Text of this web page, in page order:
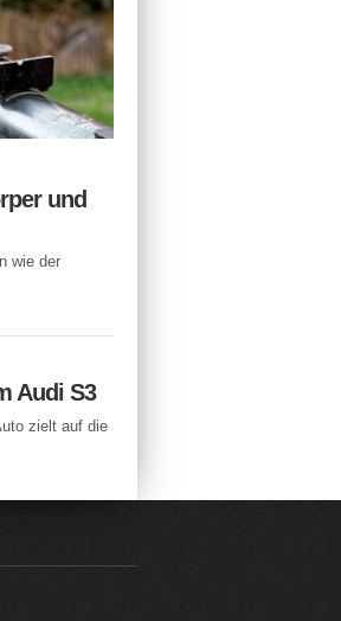
und
wie der
Audi S3
zielt auf die